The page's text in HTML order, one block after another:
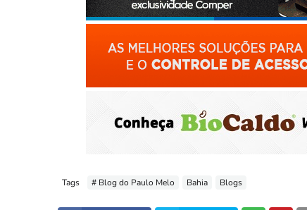
Tags # Blog do Paulo Melo Bahia Blogs